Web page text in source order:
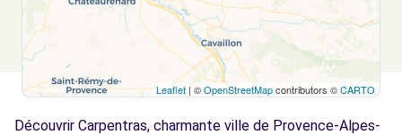
Free2Move Rent - SARL GARAGE BRUN - ST- 14.6
km
Leaflet | ©OpenStreetMapcontributors ©CARTO
Découvrir Carpentras, charmante ville de Provence-Alpes-